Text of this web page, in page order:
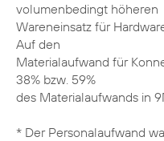
volumenbedingt höheren
Wareneinsatz für
Auf den
Materialaufwand für
38% bzw. 59%
des Materialaufwands in
* Der Personalaufwand